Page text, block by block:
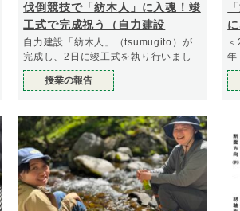
伐倒競技で「紡木人」に入魂！竣
工式で完成祝う（自力建設
2025）
自力建設「紡木人」（tsumugito）が
完成し、2日に竣工式を執り行いまし
た
授業の報告
年
習